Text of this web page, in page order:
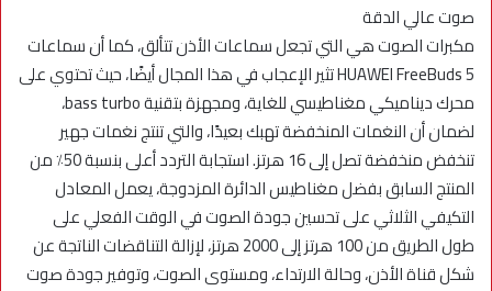
صوت عالي الدقة
مكبرات الصوت هي التي تجعل سماعات الأذن تتألق، كما أن سماعات
HUAWEI FreeBuds 5 تثير الإعجاب في هذا المجال أيضًا، حيث تحتوي على
محرك ديناميكي مغناطيسي للغاية، ومجهزة بتقنية bass turbo،
لضمان أن النغمات المنخفضة تهبك بعيدًا، والتي تنتج نغمات جهير
تنخفض منخفضة تصل إلى 16 هرتز. استجابة التردد أعلى بنسبة 50٪ من
المنتج السابق بفضل مغناطيس الدائرة المزدوجة، يعمل المعادل
التكيفي الثلاثي على تحسين جودة الصوت في الوقت الفعلي على
طول الطريق من 100 هرتز إلى 2000 هرتز، لإزالة التناقضات الناتجة عن
شكل قناة الأذن، وحالة الارتداء، ومستوى الصوت، وتوفير جودة صوت